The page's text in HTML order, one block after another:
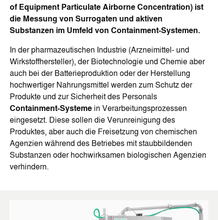
of Equipment Particulate Airborne Concentration) ist
die Messung von Surrogaten und aktiven
Substanzen im Umfeld von Containment-Systemen.
In der pharmazeutischen Industrie (Arzneimittel- und
Wirkstoffhersteller), der Biotechnologie und Chemie aber
auch bei der Batterieproduktion oder der Herstellung
hochwertiger Nahrungsmittel werden zum Schutz der
Produkte und zur Sicherheit des Personals
Containment-Systeme in Verarbeitungsprozessen
eingesetzt. Diese sollen die Verunreinigung des
Produktes, aber auch die Freisetzung von chemischen
Agenzien während des Betriebes mit staubbildenden
Substanzen oder hochwirksamen biologischen Agenzien
verhindern.